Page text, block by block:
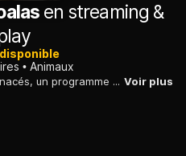
en streaming &
Animaux
En Australie, les koalas sont menacés, un programme de réhabilitation a été mis en place en replantant des pousses d'eucalyptus qui leur permettent de vivre. Voir plus